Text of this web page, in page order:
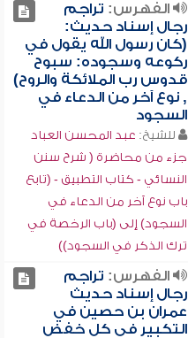
الفهرس: تراجم
رجال إسناد حديث:
(كان رسول الله يقول في
ركوعه وسجوده: سبوح
قدوس رب الملائكة والروح)
, نوع آخر من الدعاء في
السجود
للشيخ: عبد المحسن العباد
جزء من محاضرة ( شرح سنن
النسائي - كتاب التطبيق - (تابع
باب نوع آخر من الدعاء في
السجود) إلى (باب الرخصة في
ترك الذكر في السجود))
الفهرس: تراجم
رجال إسناد حديث
عمران بن حصين في
التكبير في كل خفض